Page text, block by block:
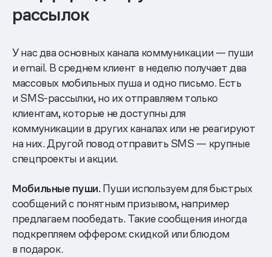
рассылок
У нас два основных канала коммуникации — пуши
и email. В среднем клиент в неделю получает два
массовых мобильных пуша и одно письмо. Есть
и SMS-рассылки, но их отправляем только
клиентам, которые не доступны для
коммуникации в других каналах или не реагируют
на них. Другой повод отправить SMS — крупные
спецпроекты и акции.
Мобильные пуши. Пуши используем для быстрых
сообщений с понятным призывом, например
предлагаем пообедать. Такие сообщения иногда
подкрепляем оффером: скидкой или блюдом
в подарок.